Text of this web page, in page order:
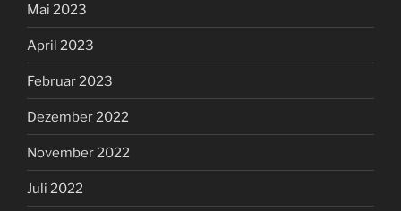
Mai 2023
April 2023
Februar 2023
Dezember 2022
November 2022
Juli 2022